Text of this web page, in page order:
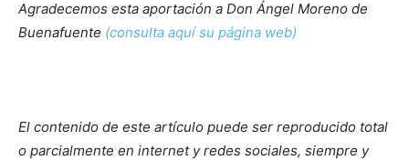
Agradecemos esta aportación a Don Ángel Moreno de
Buenafuente (consulta aquí su página web)
El contenido de este artículo puede ser reproducido total
o parcialmente en internet y redes sociales, siempre y